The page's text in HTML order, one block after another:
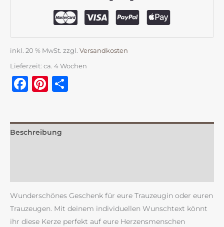
inkl. 20 % MwSt. zzgl. Versandkosten
Lieferzeit: ca. 4 Wochen
Facebook
Pinterest
Beschreibung
Wunderschönes Geschenk für eure Trauzeugin oder euren
Trauzeugen. Mit deinem individuellen Wunschtext könnt
ihr diese Kerze perfekt auf eure Herzensmenschen